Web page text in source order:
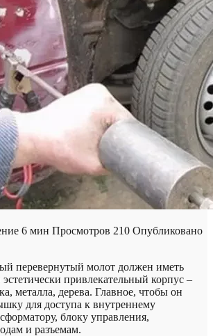
6 мин Просмотров 210 Опубликовано
перевернутый молот должен иметь
привлекательный корпус –
металла, дерева. Главное, чтобы он
для доступа к внутреннему
блоку управления,
и разъемам.